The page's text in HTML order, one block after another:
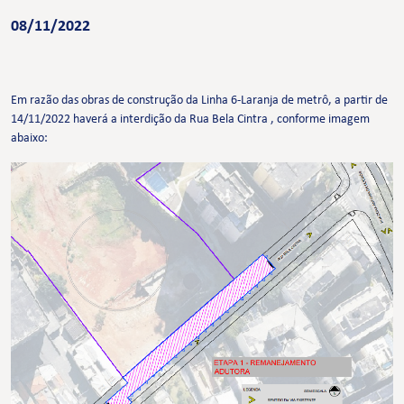
08/11/2022
Em razão das obras de construção da Linha 6-Laranja de metrô, a partir de
14/11/2022 haverá a interdição da Rua Bela Cintra , conforme imagem
abaixo: